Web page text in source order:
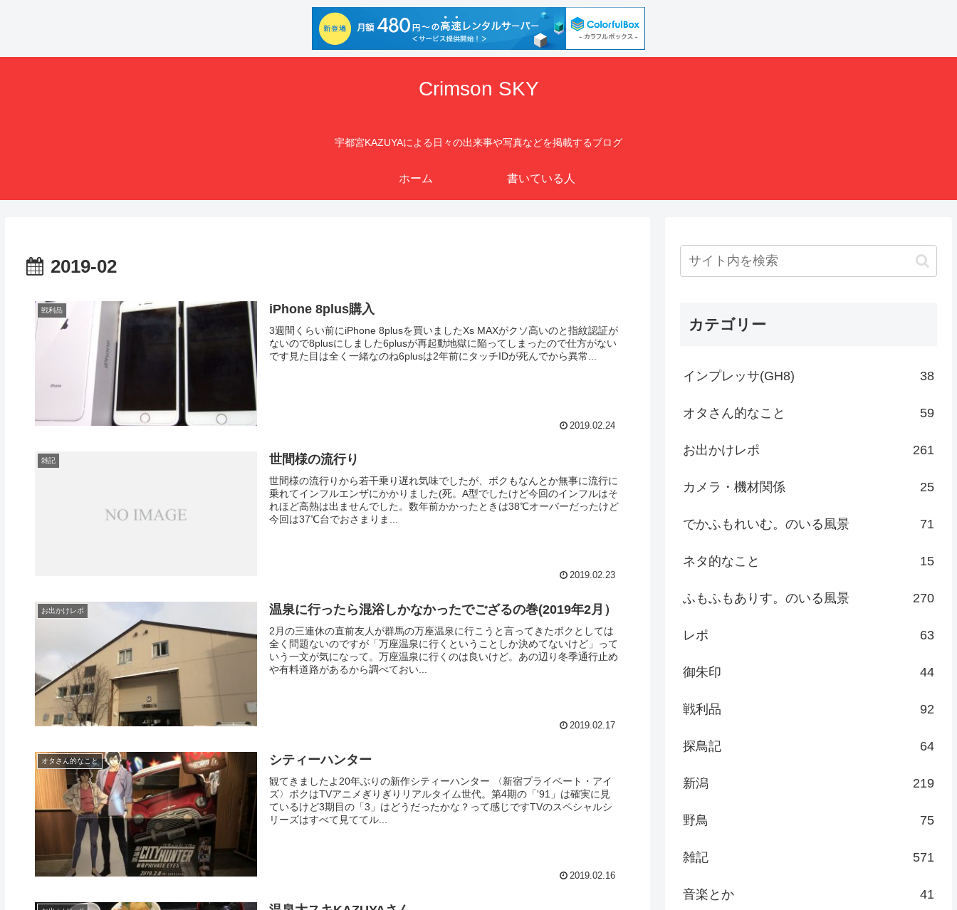
Crimson SKY
宇都宮KAZUYAによる日々の出来事や写真などを掲載するブログ
ホーム 書いている人
2019-02
戦利品 iPhone 8plus購入
3週間くらい前にiPhone 8plusを買いましたXs MAXがクソ高いのと指紋認証が
ないので8plusにしました6plusが再起動地獄に陥ってしまったので仕方がない
です見た目は全く一緒なのね6plusは2年前にタッチIDが死んでから異常...
2019.02.24
雑記 世間様の流行り
世間様の流行りから若干乗り遅れ気味でしたが、ボクもなんとか無事に流行に
乗れてインフルエンザにかかりました(死。A型でしたけど今回のインフルはそ
れほど高熱は出ませんでした。数年前かかったときは38℃オーバーだったけど
今回は37℃台でおさまりま...
2019.02.23
お出かけレポ 温泉に行ったら混浴しかなかったでござるの巻(2019年2月）
2月の三連休の直前友人が群馬の万座温泉に行こうと言ってきたボクとしては
全く問題ないのですが「万座温泉に行くということしか決めてないけど」って
いう一文が気になって。万座温泉に行くのは良いけど。あの辺り冬季通行止め
や有料道路があるから調べておい...
2019.02.17
オタさん的なこと シティーハンター
観てきましたよ20年ぶりの新作シティーハンター 〈新宿プライベート・アイ
ズ〉ボクはTVアニメぎりぎりリアルタイム世代。第4期の「'91」は確実に見
ているけど3期目の「3」はどうだったかな？って感じですTVのスペシャルシ
リーズはすべて見ててル...
2019.02.16
カテゴリー
インプレッサ(GH8) 38
オタさん的なこと 59
お出かけレポ 261
カメラ・機材関係 25
でかふもれいむ。のいる風景 71
ネタ的なこと 15
ふもふもありす。のいる風景 270
レポ 63
御朱印 44
戦利品 92
探鳥記 64
新潟 219
野鳥 75
雑記 571
音楽とか 41